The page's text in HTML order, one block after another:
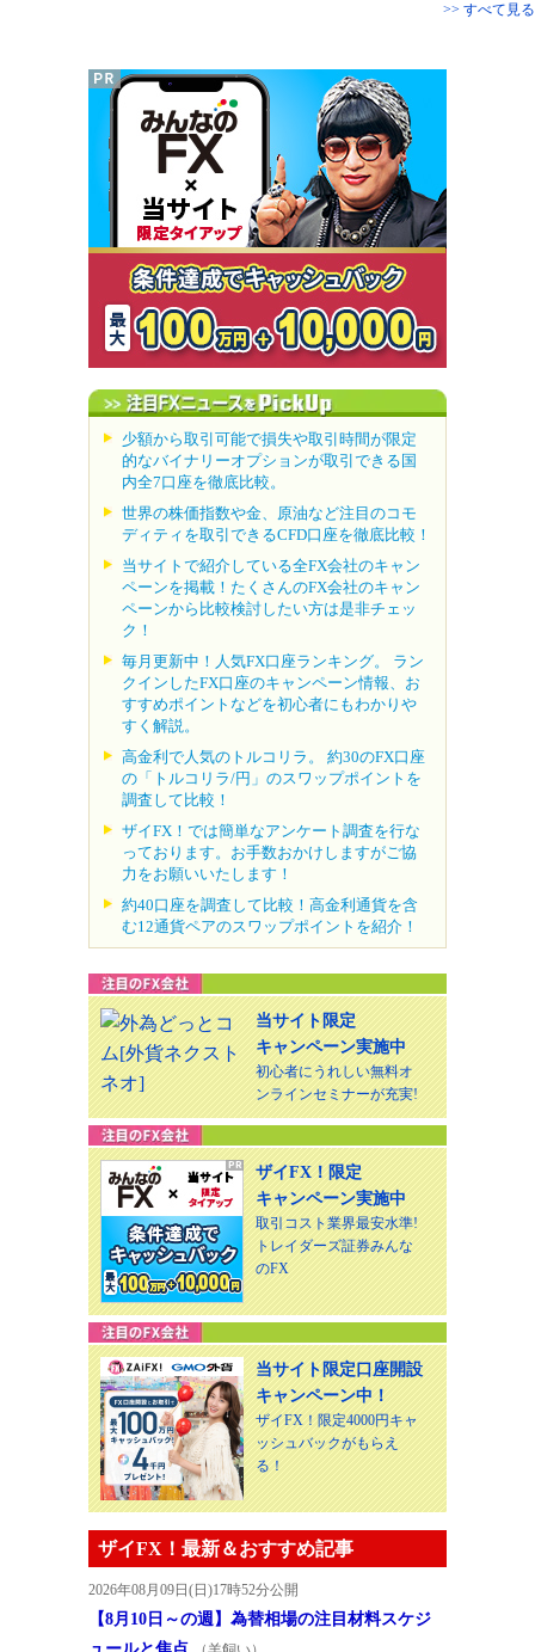
>> すべて見る
少額から取引可能で損失や取引時間が限定
的なバイナリーオプションが取引できる国
内全7口座を徹底比較。
世界の株価指数や金、原油など注目のコモ
ディティを取引できるCFD口座を徹底比較！
当サイトで紹介している全FX会社のキャン
ペーンを掲載！たくさんのFX会社のキャン
ペーンから比較検討したい方は是非チェッ
ク！
毎月更新中！人気FX口座ランキング。 ラン
クインしたFX口座のキャンペーン情報、お
すすめポイントなどを初心者にもわかりや
すく解説。
高金利で人気のトルコリラ。 約30のFX口座
の「トルコリラ/円」のスワップポイントを
調査して比較！
ザイFX！では簡単なアンケート調査を行な
っております。お手数おかけしますがご協
力をお願いいたします！
約40口座を調査して比較！高金利通貨を含
む12通貨ペアのスワップポイントを紹介！
当サイト限定
キャンペーン実施中
初心者にうれしい無料オ
ンラインセミナーが充実!
ザイFX！限定
キャンペーン実施中
取引コスト業界最安水準!
トレイダーズ証券みんな
のFX
当サイト限定口座開設
キャンペーン中！
ザイFX！限定4000円キャ
ッシュバックがもらえ
る！
ザイFX！最新＆おすすめ記事
2026年08月09日(日)17時52分公開
【8月10日～の週】為替相場の注目材料スケジ